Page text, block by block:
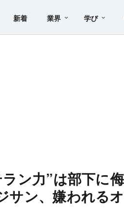
新着 業界 学び
ン力”は部下に
サン、嫌われる